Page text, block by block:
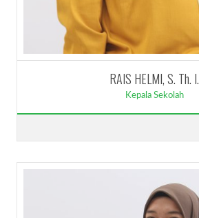
RAIS HELMI, S. Th. I.
Kepala Sekolah